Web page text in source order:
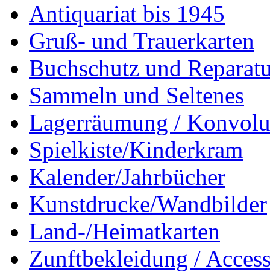
Antiquariat bis 1945
Gruß- und Trauerkarten
Buchschutz und
Sammeln und Seltenes
Lagerräumung /
Spielkiste/Kinderkram
Kalender/Jahrbücher
Kunstdrucke/Wandbilder
Land-/Heimatkarten
Zunftbekleidung /